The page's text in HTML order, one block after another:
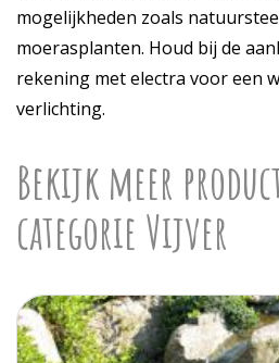
mogelijkheden zoals
moerasplanten. Houd bij de
rekening met electra voor een
verlichting.
Bekijk meer
categorie Vijver